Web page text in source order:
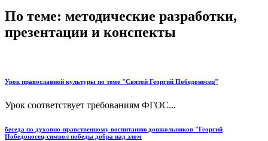
По теме: методические разработки,
презентации и конспекты
Урок православной культуры по теме "Святой Георгий Победоносец"
Урок соответствует требованиям ФГОС...
беседа по духовно-нравственному воспитанию дошкольников "Георгий
Победоносец-символ победы добра над злом